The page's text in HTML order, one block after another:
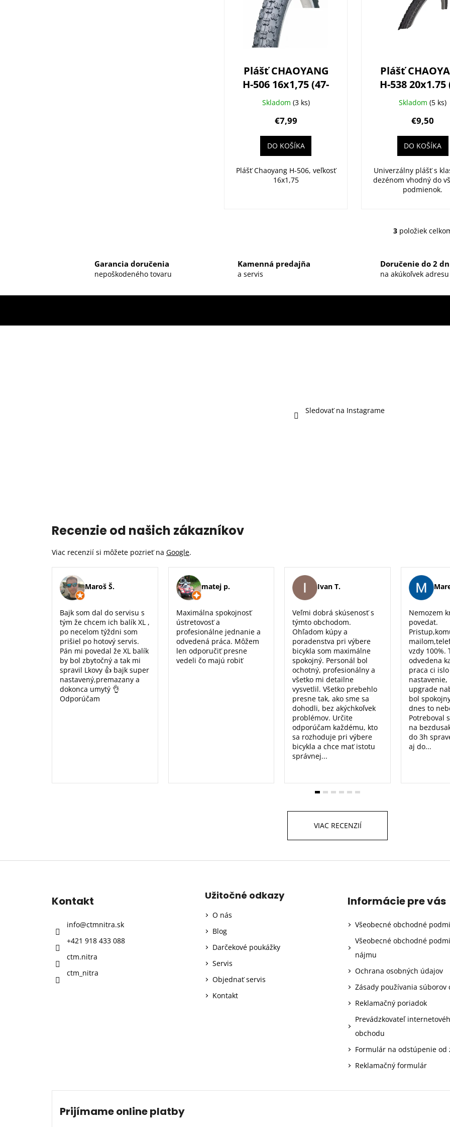
Plášť CHAOYANG
H-506 16x1,75 (47-
305)
Skladom (3 ks)
€7,99
DO KOŠÍKA
Plášť Chaoyang H-506, veľkosť
16x1,75
Plášť
H-538 20x1.75
406)
Skladom(5 ks)
€9,50
DO KOŠÍKA
Univerzálny plášť s
dezénom vhodný do
podmienok.
O
l
á
d
e
3 položiek
Garancia doručenia
nepoškodeného tovaru
Kamenná predajňa
a servis
Doručenie do 2
na akúkoľvek adresu
Sledovať na Instagrame
Recenzie od našich zákazníkov
Viac recenzií si môžete pozrieť na Google.
Maroš Š.
Bajk som dal do servisu s
tým že chcem ich balík XL ,
po necelom týždni som
prišiel po hotový servis.
Pán mi povedal že XL balík
by bol zbytočný a tak mi
spravil Lkovy 👍 bajk super
nastavený,premazany a
dokonca umytý 👌
Odporúčam
matej p.
Maximálna spokojnosť
ústretovosť a
profesionálne jednanie a
odvedená práca. Môžem
len odporučiť presne
vedeli čo majú robiť
Ivan T.
Veľmi dobrá skúsenosť s
týmto obchodom.
Ohľadom kúpy a
poradenstva pri výbere
bicykla som maximálne
spokojný. Personál bol
ochotný, profesionálny a
všetko mi detailne
vysvetlil. Všetko prebehlo
presne tak, ako sme sa
dohodli, bez akýchkoľvek
problémov. Určite
odporúčam každému, kto
sa rozhoduje pri výbere
bicykla a chce mať istotu
správnej...
Nemozem
povedat.
vzdy 100%.
odvedena
praca ci
upgrade
bol
dnes to
Potreboval
na
do 3h
aj do...
VIAC RECENZIÍ
Kontakt
info@ctmnitra.sk
+421 918 433 088
ctm.nitra
ctm_nitra
Užitočné odkazy
O nás
Blog
Darčekové poukážky
Servis
Objednať servis
Kontakt
Informácie pre vás
Všeobecné obchodné
Všeobecné obchodné
nájmu
Ochrana osobných údajov
Zásady používania súborov
Reklamačný poriadok
Prevádzkovateľ
obchodu
Formulár na odstúpenie od
Reklamačný formulár
Prijímame online platby